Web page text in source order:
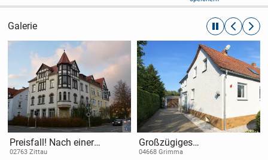
Galerie automatische
Preisfall! Nach einer
Sanierung ein Hingucker!
02763 Zittau
Großzügiges
Einfamilienhaus mit Garage
04668 Grimma